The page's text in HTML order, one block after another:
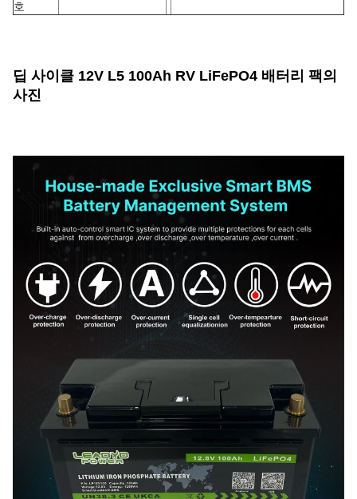
호
딥 사이클 12V L5 100Ah RV LiFePO4 배터리 팩의
사진